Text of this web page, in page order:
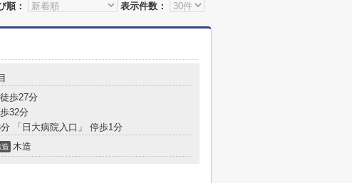
順： 表示件数：
歩27分
32分
分 「日大病院入口」 停歩1分
木造